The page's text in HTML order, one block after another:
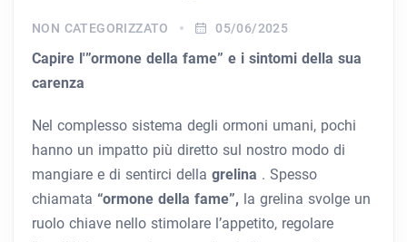
NON CATEGORIZZATO 05/06/2025
Capire l'”ormone della fame” e i sintomi della sua
carenza
Nel complesso sistema degli ormoni umani, pochi
hanno un impatto più diretto sul nostro modo di
mangiare e di sentirci della grelina . Spesso
chiamata “ormone della fame”, la grelina svolge un
ruolo chiave nello stimolare l’appetito, regolare